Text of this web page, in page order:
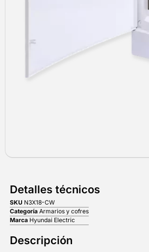
Detalles técnicos
SKU N3X18-CW
Categoría Armarios y cofres
Marca Hyundai Electric
Descripción